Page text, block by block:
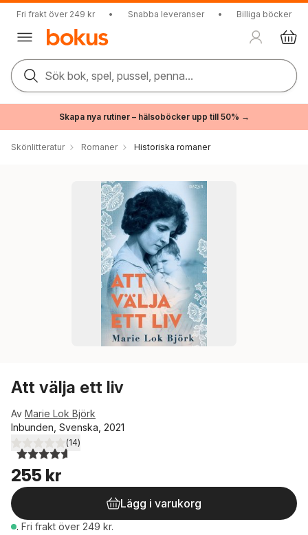
Fri frakt över 249 kr • Snabba leveranser • Billiga böcker
Sök bok, spel, pussel, penna...
Skapa nya rutiner – hälsoböcker upp till 50% →
Skönlitteratur Romaner Historiska romaner
Att välja ett liv
Av Marie Lok Björk
Inbunden, Svenska, 2021
4,6utav 5 stjärnor. Totalt antal röster:
(14)
255 kr
Lägg i varukorg
. Fri frakt över 249 kr.